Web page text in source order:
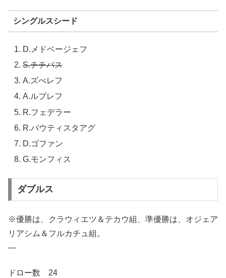
シングルスシード
D.メドベージェフ
S.チチパス
A.ズべレフ
A.ルブレフ
R.フェデラー
R.バウティスタアグ
D.ゴファン
G.モンフィス
ダブルス
※優勝は、クラウィエツ＆テカウ組、準優勝は、オジェア
リアシム＆フルカチュ組。
—
ドロー数 24